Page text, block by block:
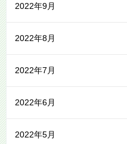
2022年9月
2022年8月
2022年7月
2022年6月
2022年5月